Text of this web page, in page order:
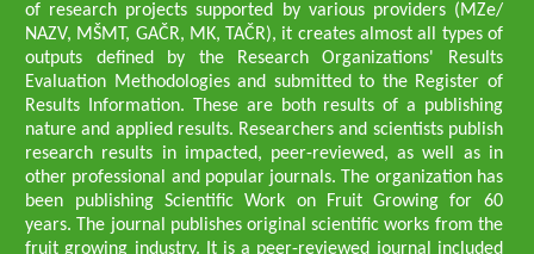
of research projects supported by various providers (MZe/
NAZV, MŠMT, GAČR, MK, TAČR), it creates almost all types of
outputs defined by the Research Organizations' Results
Evaluation Methodologies and submitted to the Register of
Results Information. These are both results of a publishing
nature and applied results. Researchers and scientists publish
research results in impacted, peer-reviewed, as well as in
other professional and popular journals. The organization has
been publishing Scientific Work on Fruit Growing for 60
years. The journal publishes original scientific works from the
fruit growing industry. It is a peer-reviewed journal included